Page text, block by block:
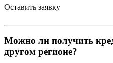
Оставить заявку
Можно ли получить
другом регионе?